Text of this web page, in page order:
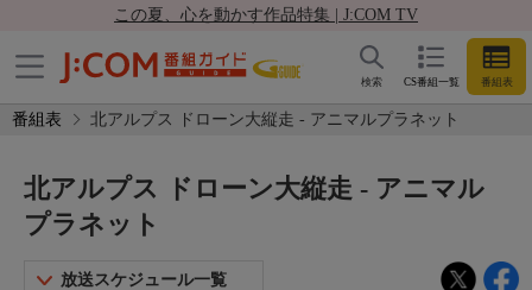
この夏、心を動かす作品特集 | J:COM TV
CS番組一覧 番組表
検索
番組表 北アルプス ドローン大縦走 - アニマルプラネット
北アルプス ドローン大縦走 - アニマル
プラネット
放送スケジュール一覧